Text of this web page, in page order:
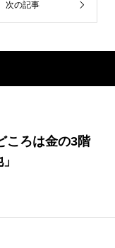
次の記事
ころは金の3階